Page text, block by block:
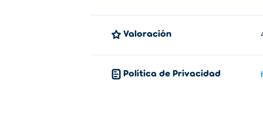
Valoración
Política de Privacidad